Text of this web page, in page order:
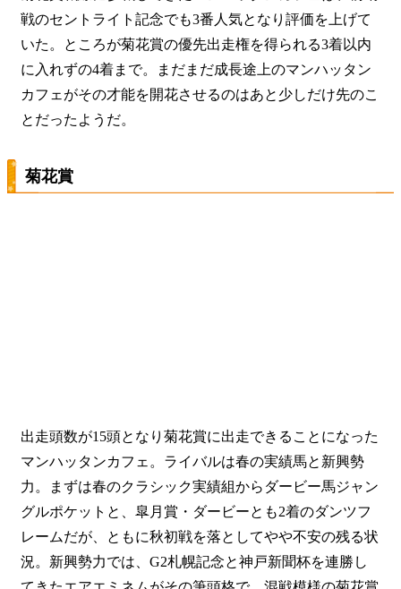
戦のセントライト記念でも3番人気となり評価を上げて
いた。ところが菊花賞の優先出走権を得られる3着以内
に入れずの4着まで。まだまだ成長途上のマンハッタン
カフェがその才能を開花させるのはあと少しだけ先のこ
とだったようだ。
菊花賞
出走頭数が15頭となり菊花賞に出走できることになった
マンハッタンカフェ。ライバルは春の実績馬と新興勢
力。まずは春のクラシック実績組からダービー馬ジャン
グルポケットと、皐月賞・ダービーとも2着のダンツフ
レームだが、ともに秋初戦を落としてやや不安の残る状
況。新興勢力では、G2札幌記念と神戸新聞杯を連勝し